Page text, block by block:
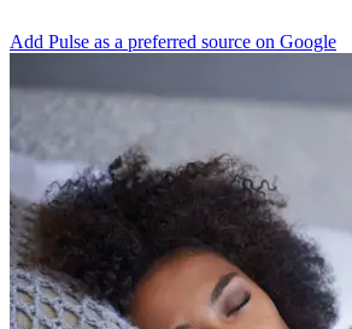
Add Pulse as a preferred source on Google